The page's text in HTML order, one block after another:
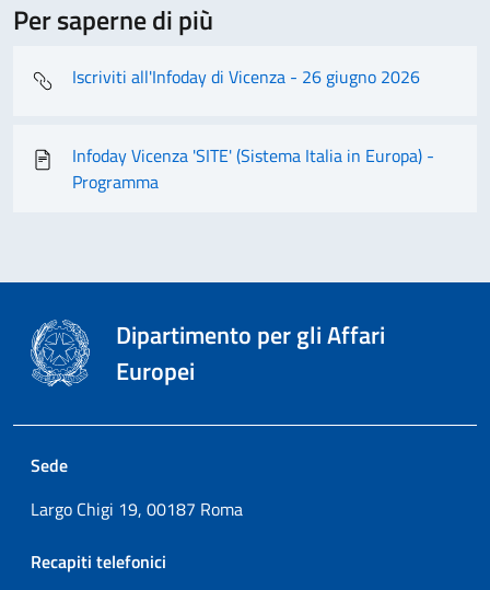
Per saperne di più
Iscriviti all'Infoday di Vicenza - 26 giugno 2026
Infoday Vicenza 'SITE' (Sistema Italia in Europa) -
Programma
Dipartimento per gli Affari
Europei
Sede
Largo Chigi 19, 00187 Roma
Recapiti telefonici